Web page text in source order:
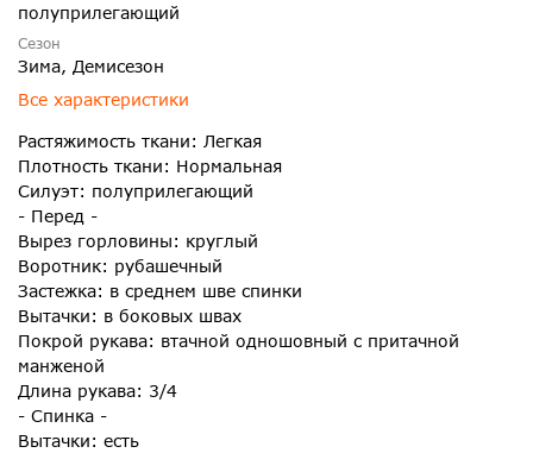
полуприлегающий
Сезон
Зима, Демисезон
Все характеристики
Растяжимость ткани: Легкая
Плотность ткани: Нормальная
Силуэт: полуприлегающий
- Перед -
Вырез горловины: круглый
Воротник: рубашечный
Застежка: в среднем шве спинки
Вытачки: в боковых швах
Покрой рукава: втачной одношовный с притачной
манженой
Длина рукава: 3/4
- Спинка -
Вытачки: есть